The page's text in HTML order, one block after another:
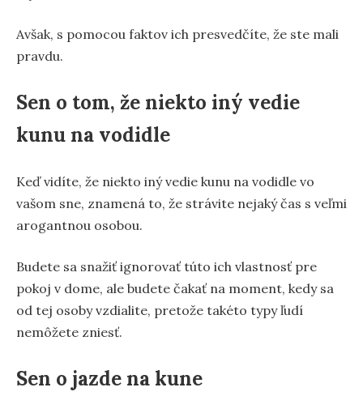
Avšak, s pomocou faktov ich presvedčíte, že ste mali
pravdu.
Sen o tom, že niekto iný vedie
kunu na vodidle
Keď vidíte, že niekto iný vedie kunu na vodidle vo
vašom sne, znamená to, že strávite nejaký čas s veľmi
arogantnou osobou.
Budete sa snažiť ignorovať túto ich vlastnosť pre
pokoj v dome, ale budete čakať na moment, kedy sa
od tej osoby vzdialite, pretože takéto typy ľudí
nemôžete zniesť.
Sen o jazde na kune